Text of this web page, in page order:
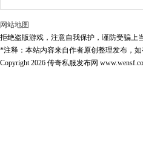
网站地图
拒绝盗版游戏，注意自我保护，谨防受骗上
*注释：本站内容来自作者原创整理发布，
Copyright 2026 传奇私服发布网